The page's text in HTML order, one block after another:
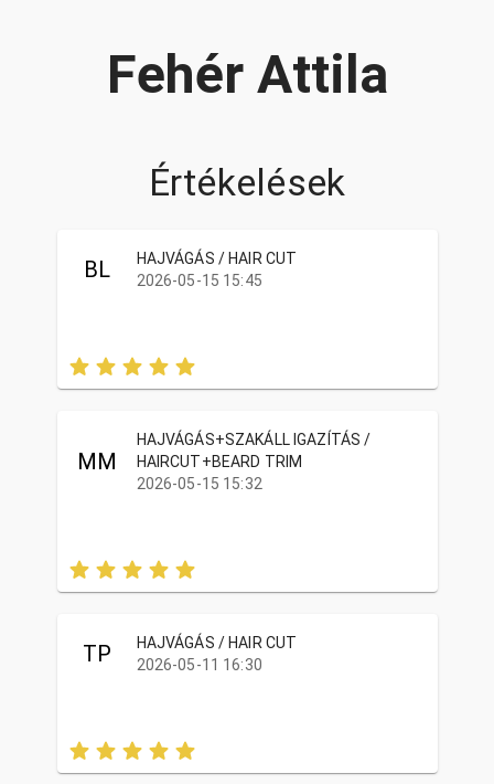
Fehér Attila
Értékelések
BL
HAJVÁGÁS / HAIR CUT
2026-05-15 15:45
MM
HAJVÁGÁS+SZAKÁLL IGAZÍTÁS /
HAIRCUT+BEARD TRIM
2026-05-15 15:32
TP
HAJVÁGÁS / HAIR CUT
2026-05-11 16:30